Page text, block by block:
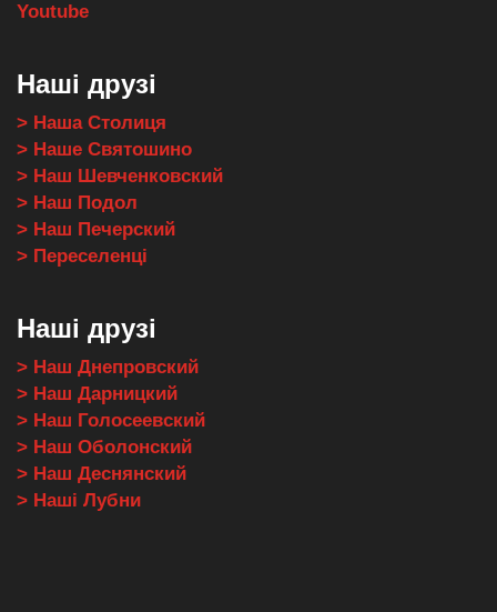
Youtube
Наші друзі
> Наша Столиця
> Наше Святошино
> Наш Шевченковский
> Наш Подол
> Наш Печерский
> Переселенці
Наші друзі
> Наш Днепровский
> Наш Дарницкий
> Наш Голосеевский
> Наш Оболонский
> Наш Деснянский
> Наші Лубни